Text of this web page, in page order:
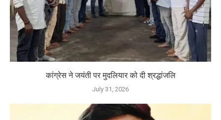
कांग्रेस ने जयंती पर मुदलियार को दी श्रद्धांजलि
July 31, 2026